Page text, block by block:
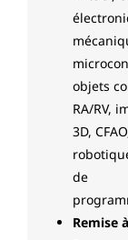
objets
RA/RV,
3D,
de
Remise